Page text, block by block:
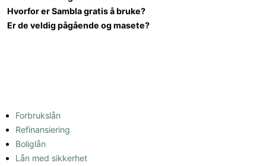
Hvorfor er Sambla gratis å bruke?
Er de veldig pågående og masete?
Forbrukslån
Refinansiering
Boliglån
Lån med sikkerhet